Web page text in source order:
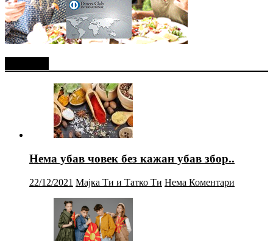
Нема убав човек без кажан убав збор..
22/12/2021 Мајка Ти и Татко Ти Нема Коментари